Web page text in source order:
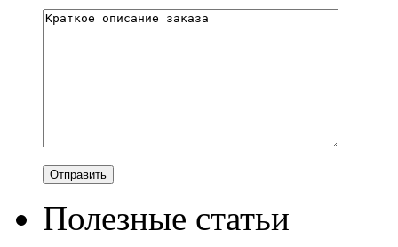
Полезные статьи